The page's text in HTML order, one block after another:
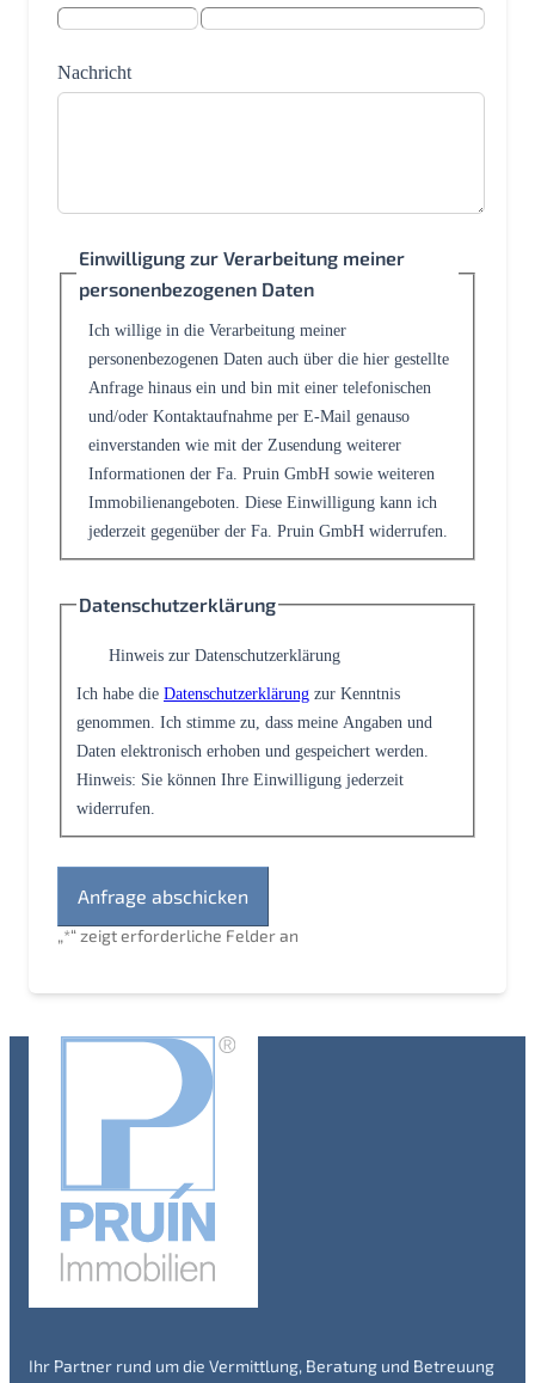
„*“ zeigt erforderliche Felder an
Nachricht
Einwilligung zur Verarbeitung meiner
personenbezogenen Daten
Ich willige in die Verarbeitung meiner
personenbezogenen Daten auch über die hier gestellte
Anfrage hinaus ein und bin mit einer telefonischen
und/oder Kontaktaufnahme per E-Mail genauso
einverstanden wie mit der Zusendung weiterer
Informationen der Fa. Pruin GmbH sowie weiteren
Immobilienangeboten. Diese Einwilligung kann ich
jederzeit gegenüber der Fa. Pruin GmbH widerrufen.
Datenschutzerklärung
Hinweis zur Datenschutzerklärung
Ich habe die Datenschutzerklärung zur Kenntnis
genommen. Ich stimme zu, dass meine Angaben und
Daten elektronisch erhoben und gespeichert werden.
Hinweis: Sie können Ihre Einwilligung jederzeit
widerrufen.
Ihr Partner rund um die Vermittlung, Beratung und Betreuung